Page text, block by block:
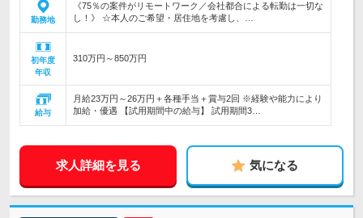
勤務地
《75％の案件がリモートワーク／会社都合による転勤は一切な
し！》 ☆本人のご希望・居住地を考慮し、…
初年度
年収
310万円～850万円
給与
月給23万円～26万円＋各種手当＋賞与2回 ※経験や能力により
加給・優遇 【試用期間中の給与】 試用期間3…
求人詳細を見る 気になる